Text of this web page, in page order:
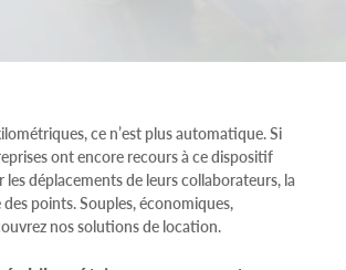
ce n’est plus automatique. Si
ont encore recours à ce dispositif
déplacements de leurs collaborateurs, la
points. Souples, économiques,
nos solutions de location.